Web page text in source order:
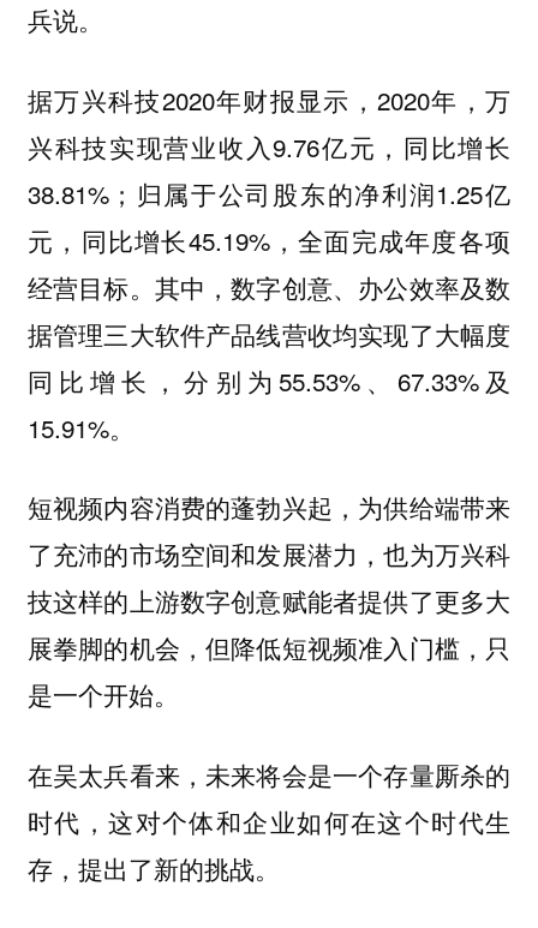
兵说。
据万兴科技2020年财报显示，2020年，万
兴科技实现营业收入9.76亿元，同比增长
38.81%；归属于公司股东的净利润1.25亿
元，同比增长45.19%，全面完成年度各项
经营目标。其中，数字创意、办公效率及数
据管理三大软件产品线营收均实现了大幅度
同比增长，分别为55.53%、67.33%及
15.91%。
短视频内容消费的蓬勃兴起，为供给端带来
了充沛的市场空间和发展潜力，也为万兴科
技这样的上游数字创意赋能者提供了更多大
展拳脚的机会，但降低短视频准入门槛，只
是一个开始。
在吴太兵看来，未来将会是一个存量厮杀的
时代，这对个体和企业如何在这个时代生
存，提出了新的挑战。